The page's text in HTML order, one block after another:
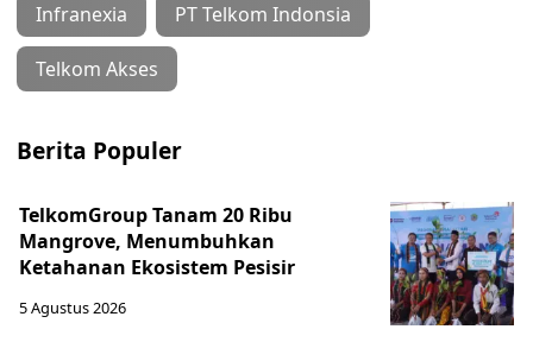
Infranexia PT Telkom Indonsia
Telkom Akses
Berita Populer
TelkomGroup Tanam 20 Ribu
Mangrove, Menumbuhkan
Ketahanan Ekosistem Pesisir
5 Agustus 2026